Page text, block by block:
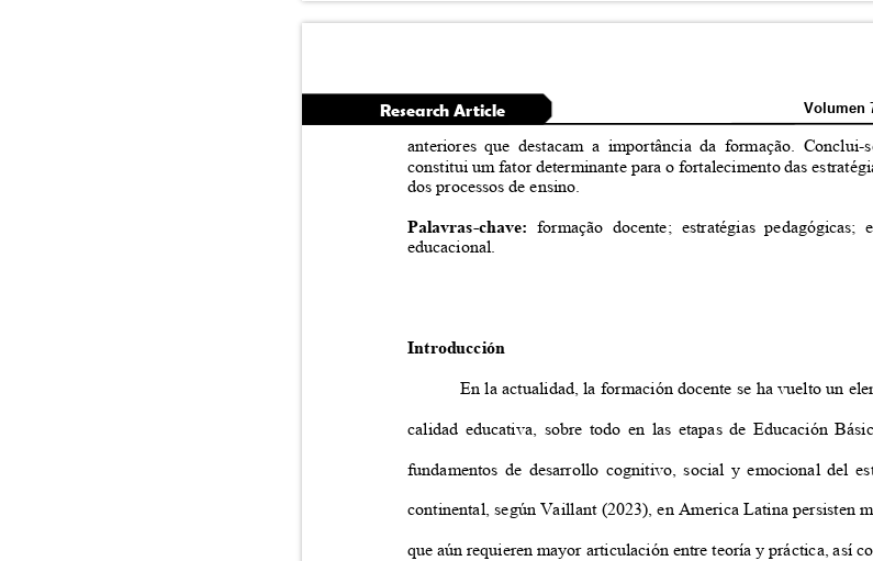
Volumen
Research Article
anteriores que destacam a importância da formação.
constitui um fator determinante para o fortalecimento das
dos processos de ensino.
Palavras-chave:formação docente; estratégias
educacional.
Introducción
En la actualidad, la formación docente se ha vuelto un
calidad educativa, sobre todo en las etapas de Educación
fundamentos de desarrollo cognitivo, social y emocional del
continental, según Vaillant (2023), en America Latina persisten
que aún requieren mayor articulación entre teoría y práctica, así